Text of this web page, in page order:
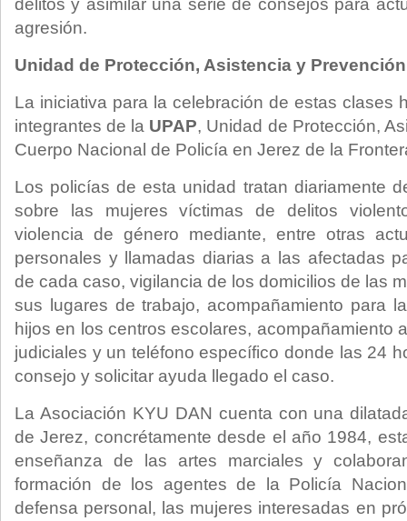
delitos y asimilar una serie de consejos para
agresión.
Unidad de Protección, Asistencia y Prevención
La iniciativa para la celebración de estas clases
integrantes de la UPAP, Unidad de Protección,
Cuerpo Nacional de Policía en Jerez de la
Los policías de esta unidad tratan diariamente
sobre las mujeres víctimas de delitos
violencia de género mediante, entre otras
personales y llamadas diarias a las afectadas
de cada caso, vigilancia de los domicilios de las
sus lugares de trabajo, acompañamiento para
hijos en los centros escolares, acompañamiento
judiciales y un teléfono específico donde las 24
consejo y solicitar ayuda llegado el caso.
La Asociación KYU DAN cuenta con una
de Jerez, concrétamente desde el año 1984,
enseñanza de las artes marciales y
formación de los agentes de la Policía
defensa personal, las mujeres interesadas en